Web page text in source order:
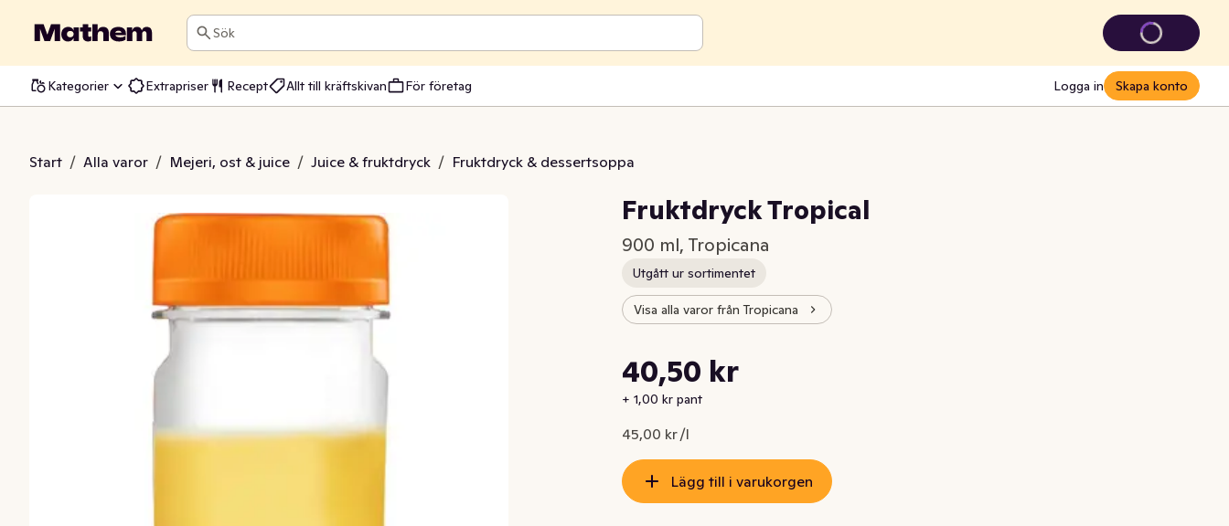
Sök
Kategorier Extrapriser Recept Allt till kräftskivan För företag Logga in Skapa konto
Start / Alla varor / Mejeri, ost & juice / Juice & fruktdryck / Fruktdryck & dessertsoppa
Tropical
Fruktdryck Tropical
900 ml, Tropicana
Utgått ur sortimentet
Visa alla varor från Tropicana
Nuvarande pris är: 40,50 kr
40,50 kr
+ 1,00 kr pant
45,00 kr /l
Styckpris: 45,00 kr /l
Lägg till i varukorgen